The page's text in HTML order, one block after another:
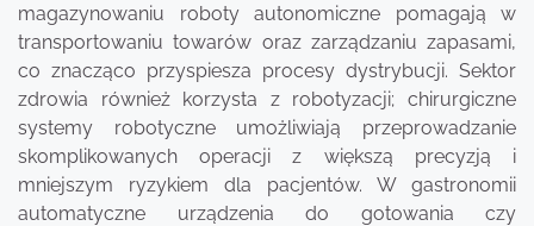
magazynowaniu roboty autonomiczne pomagają w
transportowaniu towarów oraz zarządzaniu zapasami,
co znacząco przyspiesza procesy dystrybucji. Sektor
zdrowia również korzysta z robotyzacji; chirurgiczne
systemy robotyczne umożliwiają przeprowadzanie
skomplikowanych operacji z większą precyzją i
mniejszym ryzykiem dla pacjentów. W gastronomii
automatyczne urządzenia do gotowania czy